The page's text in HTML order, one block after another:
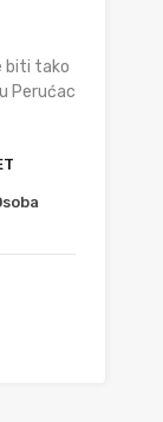
biti tako
Perućac